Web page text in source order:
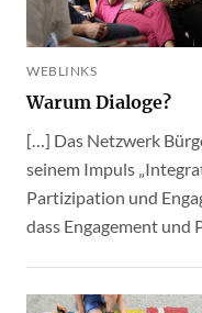
WEBLINKS
Warum Dialoge?
[…] Das Netzwerk
seinem Impuls
Partizipation und
dass Engagement und